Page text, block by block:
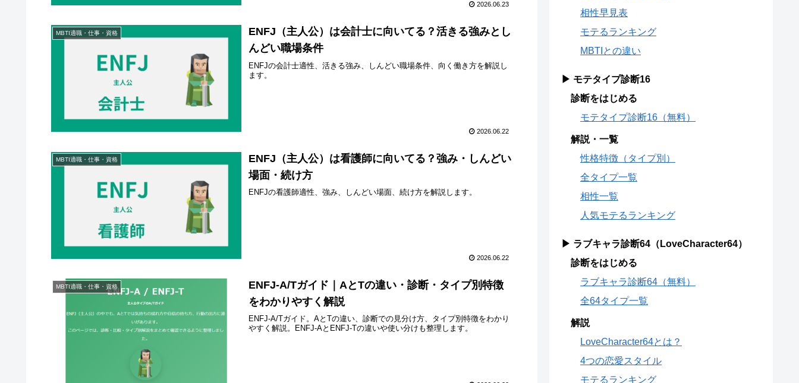
2026.06.23
MBTI適職・仕事・資格
ENFJ（主人公）は会計士に向いてる？活きる強みとし
んどい職場条件
ENFJの会計士適性、活きる強み、しんどい職場条件、向く働き方を解説し
ます。
2026.06.22
MBTI適職・仕事・資格
ENFJ（主人公）は看護師に向いてる？強み・しんどい
場面・続け方
ENFJの看護師適性、強み、しんどい場面、続け方を解説します。
2026.06.22
MBTI適職・仕事・資格
ENFJ-A/Tガイド｜AとTの違い・診断・タイプ別特徴
をわかりやすく解説
ENFJ-A/Tガイド。AとTの違い、診断での見分け方、タイプ別特徴をわかり
やすく解説。ENFJ-AとENFJ-Tの違いや使い分けも整理します。
相性早見表
モテるランキング
MBTIとの違い
▶ モテタイプ診断16
診断をはじめる
モテタイプ診断16（無料）
解説・一覧
性格特徴（タイプ別）
全タイプ一覧
相性一覧
人気モテるランキング
▶ ラブキャラ診断64（LoveCharacter64）
診断をはじめる
ラブキャラ診断64（無料）
全64タイプ一覧
解説
LoveCharacter64とは？
4つの恋愛スタイル
モテるランキング